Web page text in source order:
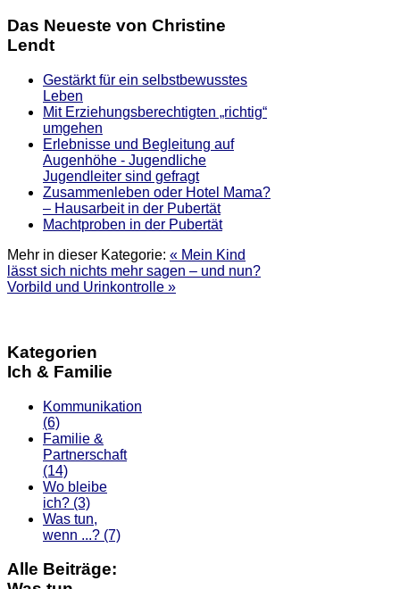
Das Neueste von Christine
Lendt
Gestärkt für ein selbstbewusstes
Leben
Mit Erziehungsberechtigten „richtig“
umgehen
Erlebnisse und Begleitung auf
Augenhöhe - Jugendliche
Jugendleiter sind gefragt
Zusammenleben oder Hotel Mama?
– Hausarbeit in der Pubertät
Machtproben in der Pubertät
Mehr in dieser Kategorie: « Mein Kind
lässt sich nichts mehr sagen – und nun?
Vorbild und Urinkontrolle »
Kategorien
Ich & Familie
Kommunikation
(6)
Familie &
Partnerschaft
(14)
Wo bleibe
ich? (3)
Was tun,
wenn ...? (7)
Alle Beiträge: